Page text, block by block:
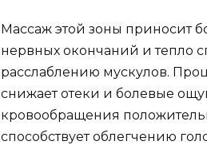
Массаж этой зоны приносит
нервных окончаний и тепло
расслаблению мускулов.
снижает отеки и болевые
кровообращения
способствует облегчению